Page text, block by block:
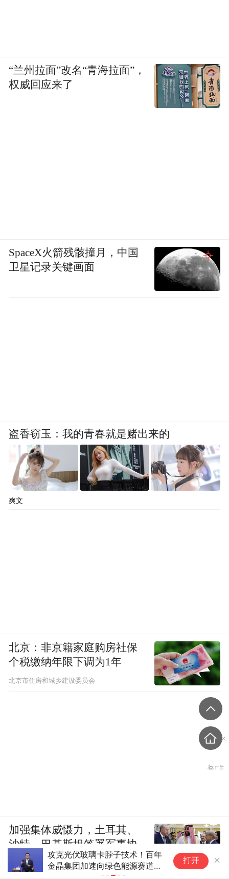
攻克光伏玻璃卡脖子技术！百年
金晶集团加速向绿色能源赛道转
民爆行业“
整合
打开
“兰州拉面”改名“青海拉面”，
权威回应来了
SpaceX火箭残骸撞月，中国
卫星记录关键画面
盗香窃玉：我的青春就是赌出来的
爽文
北京：非京籍家庭购房社保
个税缴纳年限下调为1年
北京市住房和城乡建设委员会
加强集体威慑力，土耳其、
沙特、巴基斯坦签署军事协